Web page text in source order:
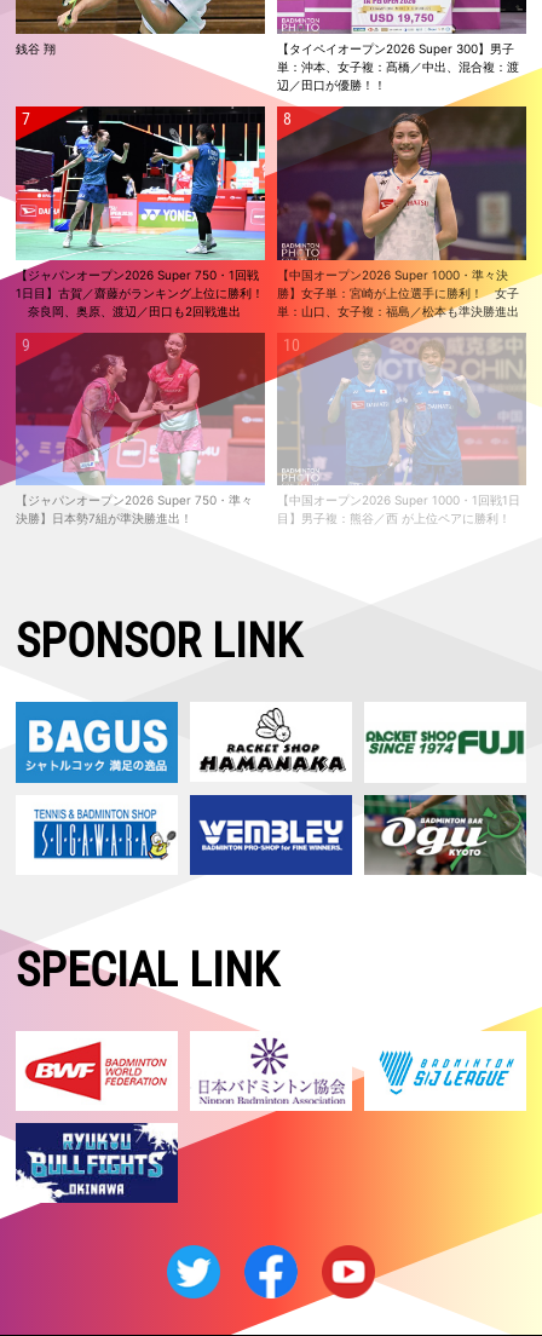
銭谷 翔
【タイペイオープン2026 Super 300】男子
単：沖本、女子複：髙橋／中出、混合複：渡
辺／田口が優勝！！
【ジャパンオープン2026 Super 750・1回戦
1日目】古賀／齋藤がランキング上位に勝利！
奈良岡、奥原、渡辺／田口も2回戦進出
【中国オープン2026 Super 1000・準々決
勝】女子単：宮崎が上位選手に勝利！ 女子
単：山口、女子複：福島／松本も準決勝進出
【ジャパンオープン2026 Super 750・準々
決勝】日本勢7組が準決勝進出！
【中国オープン2026 Super 1000・1回戦1日
目】男子複：熊谷／西 が上位ペアに勝利！
SPONSOR LINK
SPECIAL LINK